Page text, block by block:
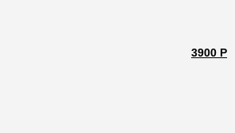
3900 Р